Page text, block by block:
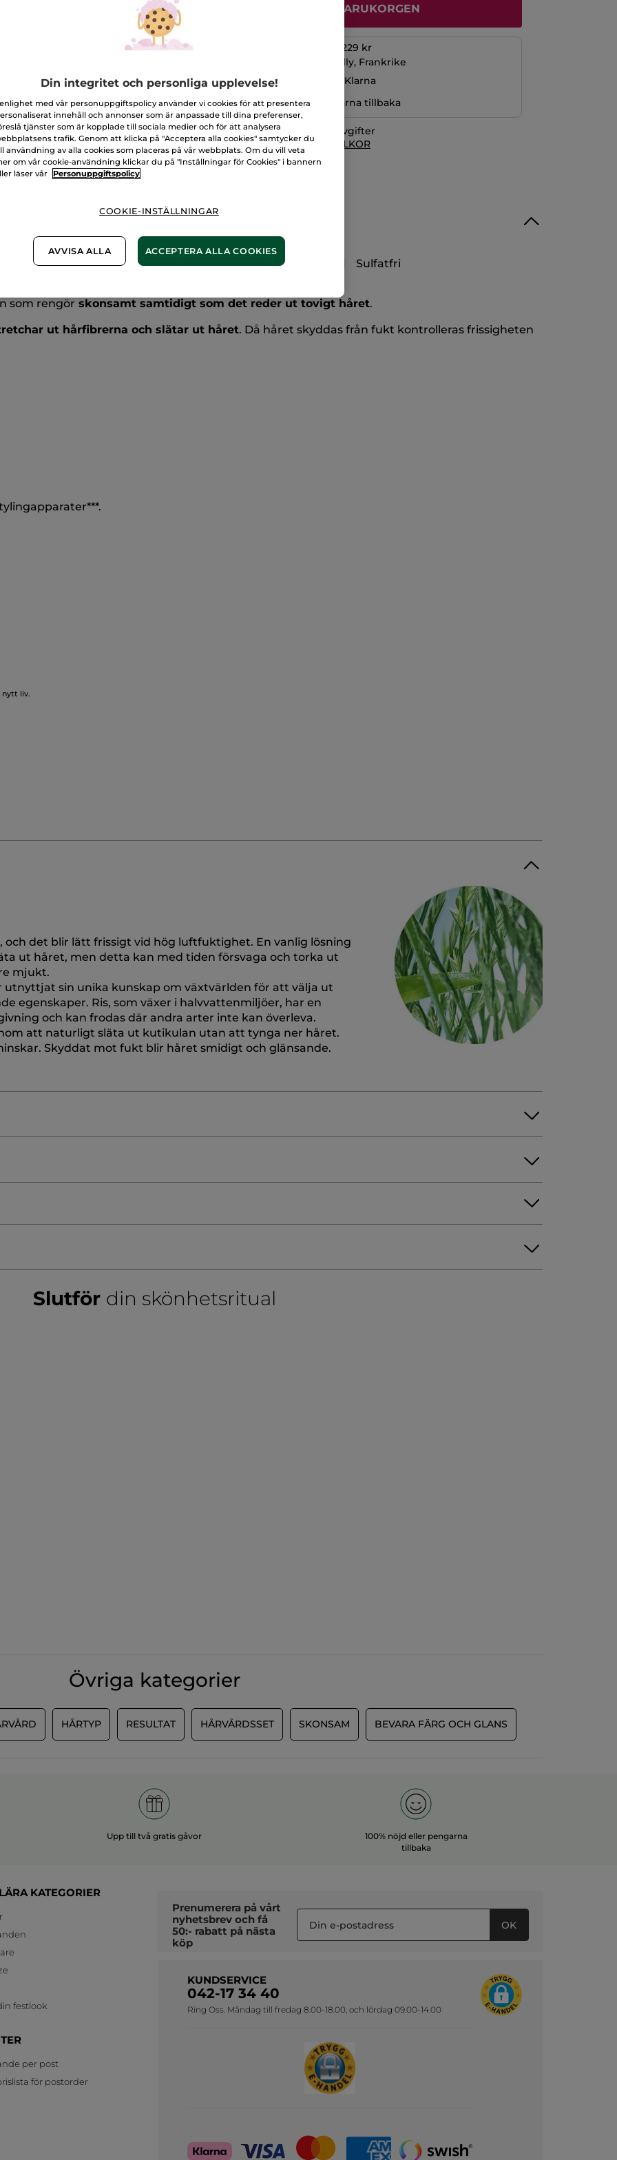
LÄGG I VARUKORGEN
Fri frakt vid köp över 229 kr
Levereras från La Gacilly, Frankrike
Säker betalning med Klarna
100% nöjd eller pengarna tillbaka
Frakt- och expeditionsavgifter
LÄS MER I VÅRA KÖPVILLKOR
Silikonfri Sulfatfri
som rengör skonsamt samtidigt som det reder ut tovigt håret.
ut hårfibrerna och slätar ut håret. Då håret skyddas från fukt kontrolleras frissigheten
liv.
det blir lätt frissigt vid hög luftfuktighet. En vanlig lösning
ut håret, men detta kan med tiden försvaga och torka ut
mjukt.
utnyttjat sin unika kunskap om växtvärlden för att välja ut
egenskaper. Ris, som växer i halvvattenmiljöer, har en
och kan frodas där andra arter inte kan överleva.
att naturligt släta ut kutikulan utan att tynga ner håret.
Skyddat mot fukt blir håret smidigt och glänsande.
TAURATE COCAMIDOPROPYL BETAINE SODIUM COCOYL ISETHIONATE
Slutför din skönhetsritual
Övriga kategorier
HÅRTYP RESULTAT HÅRVÅRDSSET SKONSAM BEVARA FÄRG OCH GLANS
Upp till två gratis gåvor
100% nöjd eller pengarna
tillbaka
KATEGORIER
festlook
per post
för postorder
Prenumerera på vårt
nyhetsbrev och få
50:- rabatt på nästa
köp
OK
KUNDSERVICE
042-17 34 40
Ring Oss. Måndag till fredag 8.00-18.00, och lördag 09.00-14.00
Din integritet och personliga upplevelse!
med vår personuppgiftspolicy använder vi cookies för att presentera
innehåll och annonser som är anpassade till dina preferenser,
tjänster som är kopplade till sociala medier och för att analysera
trafik. Genom att klicka på "Acceptera alla cookies" samtycker du
användning av alla cookies som placeras på vår webbplats. Om du vill veta
om vår cookie-användning klickar du på "Inställningar för Cookies" i bannern
läser vår
Personuppgiftspolicy
COOKIE-INSTÄLLNINGAR
AVVISA ALLA ACCEPTERA ALLA COOKIES